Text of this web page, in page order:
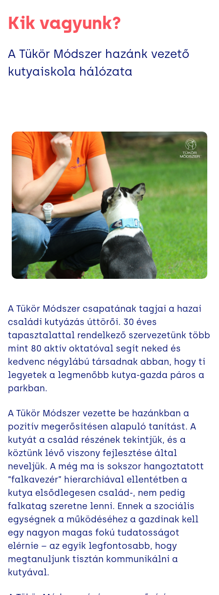
Kik vagyunk?
A Tükör Módszer hazánk vezető
kutyaiskola hálózata
A Tükör Módszer csapatának tagjai a hazai
családi kutyázás úttörői. 30 éves
tapasztalattal rendelkező szervezetünk több
mint 80 aktív oktatóval segít neked és
kedvenc négylábú társadnak abban, hogy ti
legyetek a legmenőbb kutya-gazda páros a
parkban.
A Tükör Módszer vezette be hazánkban a
pozitív megerősítésen alapuló tanítást. A
kutyát a család részének tekintjük, és a
köztünk lévő viszony fejlesztése által
neveljük. A még ma is sokszor hangoztatott
“falkavezér” hierarchiával ellentétben a
kutya elsődlegesen család-, nem pedig
falkatag szeretne lenni. Ennek a szociális
egységnek a működéséhez a gazdinak kell
egy nagyon magas fokú tudatosságot
elérnie – az egyik legfontosabb, hogy
megtanuljunk tisztán kommunikálni a
kutyával.